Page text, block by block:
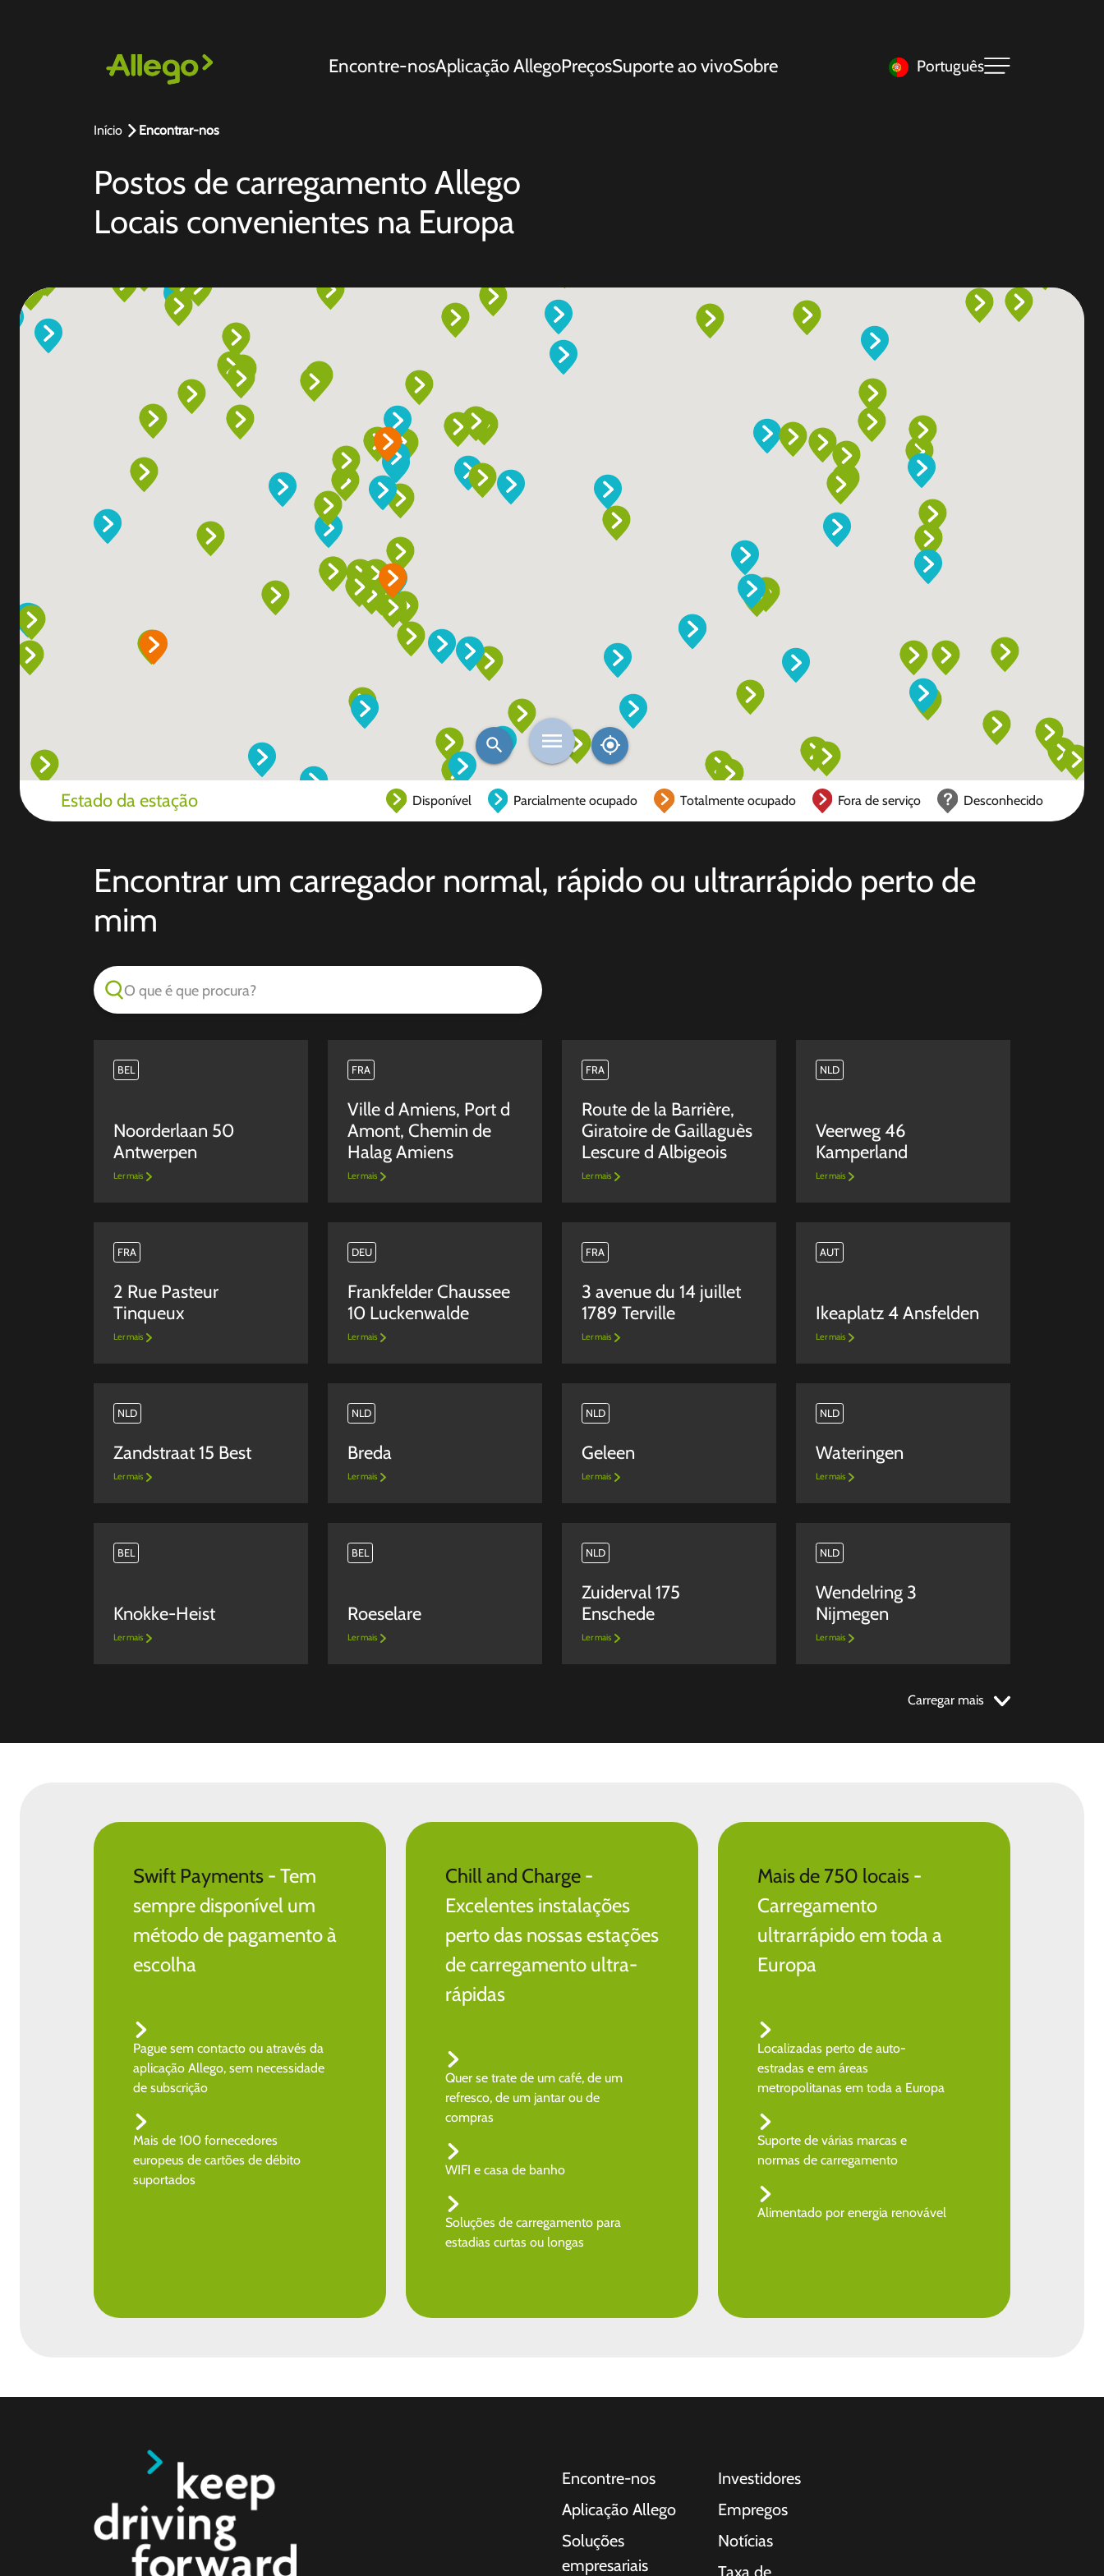
Encontre-nosAplicação AllegoPreçosSuporte ao vivoSobre Português
Início Encontrar-nos
Postos de carregamento Allego
Locais convenientes na Europa
Estado da estação Disponível Parcialmente ocupado Totalmente ocupado Fora de serviço Desconhecido
Encontrar um carregador normal, rápido ou ultrarrápido perto de
mim
O que é que procura?
BEL
Noorderlaan 50
Antwerpen
Ler mais
FRA
Ville d Amiens, Port d
Amont, Chemin de
Halag Amiens
Ler mais
FRA
Route de la Barrière,
Giratoire de Gaillaguès
Lescure d Albigeois
Ler mais
NLD
Veerweg 46
Kamperland
Ler mais
FRA
2 Rue Pasteur
Tinqueux
Ler mais
DEU
Frankfelder Chaussee
10 Luckenwalde
Ler mais
FRA
3 avenue du 14 juillet
1789 Terville
Ler mais
AUT
Ikeaplatz 4 Ansfelden
Ler mais
NLD
Zandstraat 15 Best
Ler mais
NLD
Breda
Ler mais
NLD
Geleen
Ler mais
NLD
Wateringen
Ler mais
BEL
Knokke-Heist
Ler mais
BEL
Roeselare
Ler mais
NLD
Zuiderval 175
Enschede
Ler mais
NLD
Wendelring 3
Nijmegen
Ler mais
Carregar mais
Swift Payments - Tem
sempre disponível um
método de pagamento à
escolha
Pague sem contacto ou através da
aplicação Allego, sem necessidade
de subscrição
Mais de 100 fornecedores
europeus de cartões de débito
suportados
Chill and Charge -
Excelentes instalações
perto das nossas estações
de carregamento ultra-
rápidas
Quer se trate de um café, de um
refresco, de um jantar ou de
compras
WIFI e casa de banho
Soluções de carregamento para
estadias curtas ou longas
Mais de 750 locais -
Carregamento
ultrarrápido em toda a
Europa
Localizadas perto de auto-
estradas e em áreas
metropolitanas em toda a Europa
Suporte de várias marcas e
normas de carregamento
Alimentado por energia renovável
Encontre-nos
Aplicação Allego
Soluções
empresariais
Investidores
Empregos
Notícias
Taxa de